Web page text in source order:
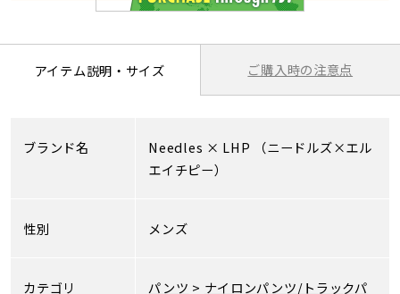
アイテム説明・サイズ ご購入時の注意点
ブランド名 Needles × LHP （ニードルズ×エル
エイチピー）
性別 メンズ
カテゴリ パンツ > ナイロンパンツ/トラックパ